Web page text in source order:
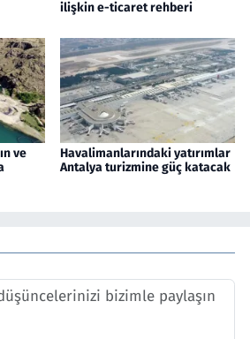
ilişkin e-ticaret rehberi
ve
Havalimanlarındaki yatırımlar
Antalya turizmine güç katacak